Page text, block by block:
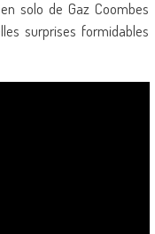
solo de Gaz Coombes
surprises formidables